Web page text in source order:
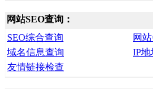
网站SEO查询：
SEO综合查询
网
域名信息查询
IP地
友情链接检查